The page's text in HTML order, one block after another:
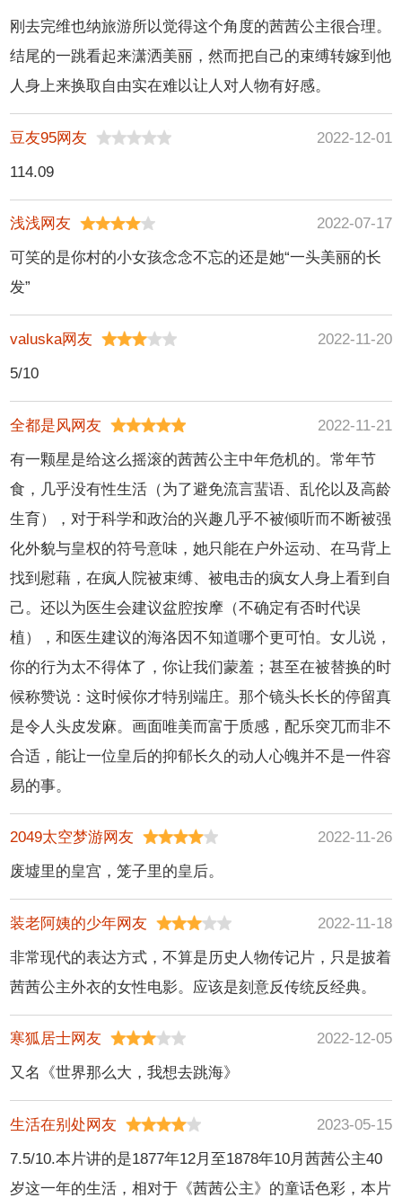
刚去完维也纳旅游所以觉得这个角度的茜茜公主很合理。
结尾的一跳看起来潇洒美丽，然而把自己的束缚转嫁到他
人身上来换取自由实在难以让人对人物有好感。
豆友95网友
2022-12-01
114.09
浅浅网友
2022-07-17
可笑的是你村的小女孩念念不忘的还是她“一头美丽的长
发”
valuska网友
2022-11-20
5/10
全都是风网友
2022-11-21
有一颗星是给这么摇滚的茜茜公主中年危机的。常年节
食，几乎没有性生活（为了避免流言蜚语、乱伦以及高龄
生育），对于科学和政治的兴趣几乎不被倾听而不断被强
化外貌与皇权的符号意味，她只能在户外运动、在马背上
找到慰藉，在疯人院被束缚、被电击的疯女人身上看到自
己。还以为医生会建议盆腔按摩（不确定有否时代误
植），和医生建议的海洛因不知道哪个更可怕。女儿说，
你的行为太不得体了，你让我们蒙羞；甚至在被替换的时
候称赞说：这时候你才特别端庄。那个镜头长长的停留真
是令人头皮发麻。画面唯美而富于质感，配乐突兀而非不
合适，能让一位皇后的抑郁长久的动人心魄并不是一件容
易的事。
2049太空梦游网友
2022-11-26
废墟里的皇宫，笼子里的皇后。
装老阿姨的少年网友
2022-11-18
非常现代的表达方式，不算是历史人物传记片，只是披着
茜茜公主外衣的女性电影。应该是刻意反传统反经典。
寒狐居士网友
2022-12-05
又名《世界那么大，我想去跳海》
生活在别处网友
2023-05-15
7.5/10.本片讲的是1877年12月至1878年10月茜茜公主40
岁这一年的生活，相对于《茜茜公主》的童话色彩，本片